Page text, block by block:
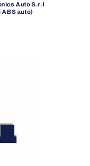
Auto S.r.l
auto)